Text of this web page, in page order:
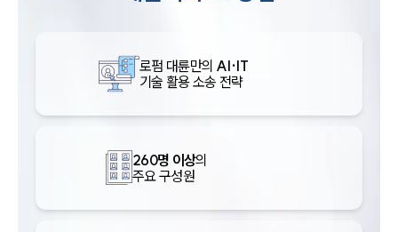
로펌 대륜만의 AI·IT
기술 활용 소송 전략
260명 이상의
주요 구성원